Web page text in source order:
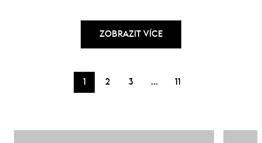
ZOBRAZIT VÍCE
1 2 3 … 11